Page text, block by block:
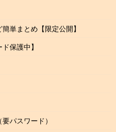
単まとめ【限定公開】
保護中】
パスワード）